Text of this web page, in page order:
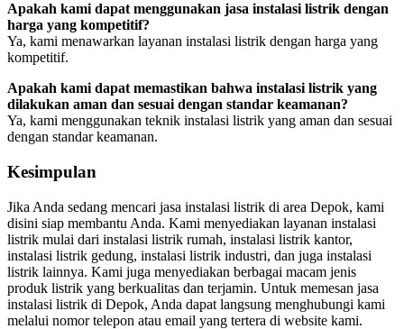
Apakah kami dapat menggunakan jasa instalasi listrik dengan
harga yang kompetitif?
Ya, kami menawarkan layanan instalasi listrik dengan harga yang
kompetitif.
Apakah kami dapat memastikan bahwa instalasi listrik yang
dilakukan aman dan sesuai dengan standar keamanan?
Ya, kami menggunakan teknik instalasi listrik yang aman dan sesuai
dengan standar keamanan.
Kesimpulan
Jika Anda sedang mencari jasa instalasi listrik di area Depok, kami
disini siap membantu Anda. Kami menyediakan layanan instalasi
listrik mulai dari instalasi listrik rumah, instalasi listrik kantor,
instalasi listrik gedung, instalasi listrik industri, dan juga instalasi
listrik lainnya. Kami juga menyediakan berbagai macam jenis
produk listrik yang berkualitas dan terjamin. Untuk memesan jasa
instalasi listrik di Depok, Anda dapat langsung menghubungi kami
melalui nomor telepon atau email yang tertera di website kami.